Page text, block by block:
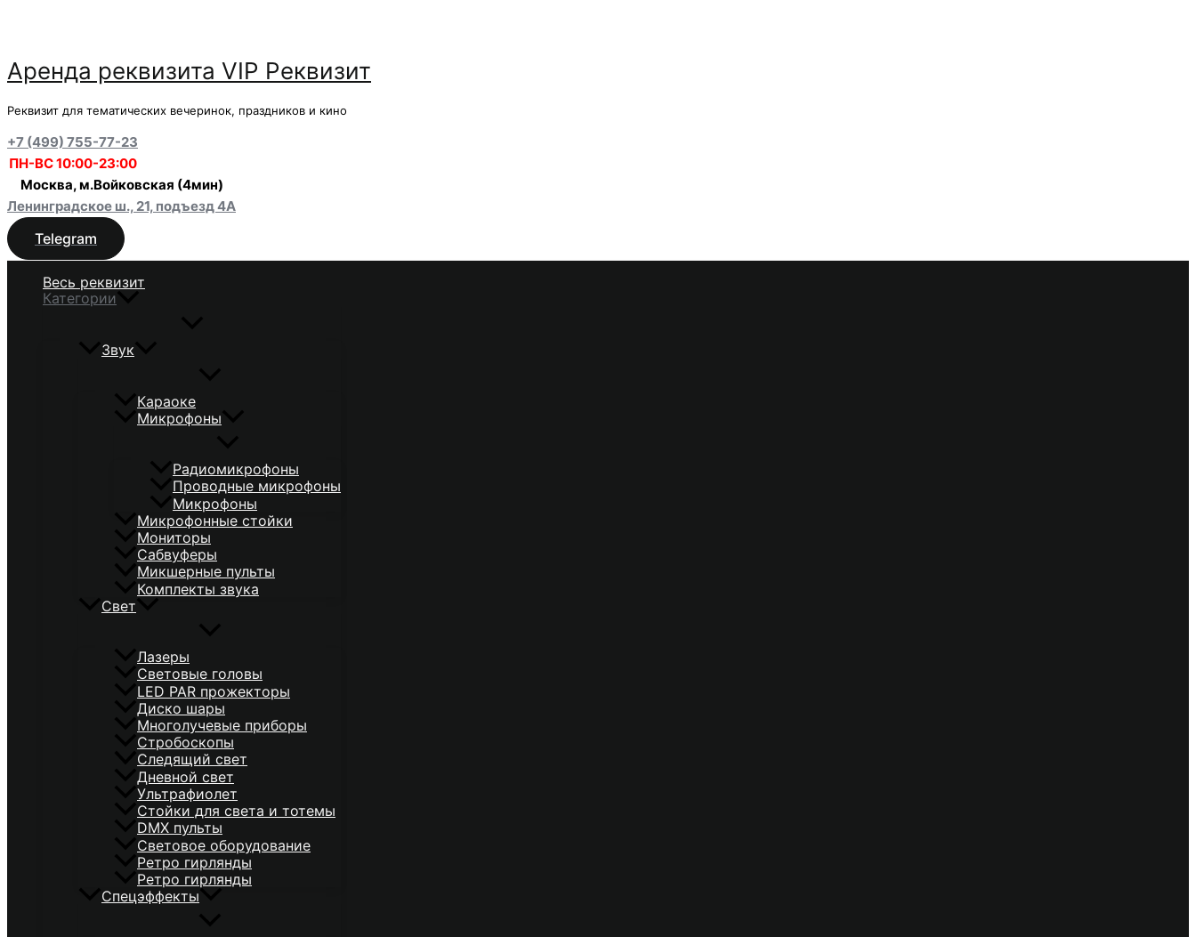
содержимому
Аренда реквизита VIP Реквизит
Реквизит для тематических вечеринок, праздников и кино
+7 (499) 755-77-23
ПН-ВС 10:00-23:00
Москва, м.Войковская (4мин)
Ленинградское ш., 21, подъезд 4А
Telegram
Весь реквизит
Категории
Звук
Караоке
Микрофоны
Радиомикрофоны
Проводные микрофоны
Микрофоны
Микрофонные стойки
Мониторы
Сабвуферы
Микшерные пульты
Комплекты звука
Свет
Лазеры
Световые головы
LED PAR прожекторы
Диско шары
Многолучевые приборы
Стробоскопы
Следящий свет
Дневной свет
Ультрафиолет
Стойки для света и тотемы
DMX пульты
Световое оборудование
Ретро гирлянды
Ретро гирлянды
Спецэффекты